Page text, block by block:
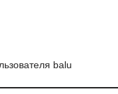
balu